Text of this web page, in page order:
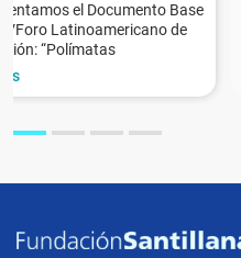
el Documento Base
Latinoamericano de
“Polímatas